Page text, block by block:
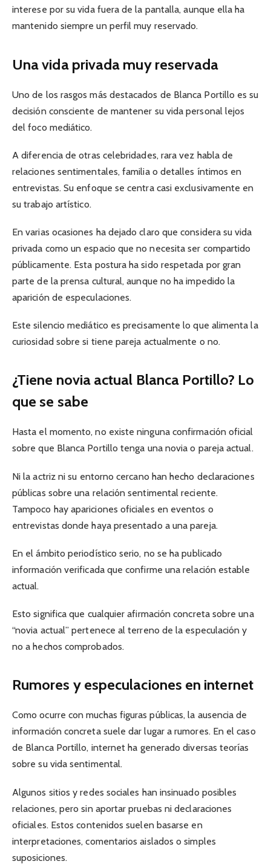
interese por su vida fuera de la pantalla, aunque ella ha
mantenido siempre un perfil muy reservado.
Una vida privada muy reservada
Uno de los rasgos más destacados de Blanca Portillo es su
decisión consciente de mantener su vida personal lejos
del foco mediático.
A diferencia de otras celebridades, rara vez habla de
relaciones sentimentales, familia o detalles íntimos en
entrevistas. Su enfoque se centra casi exclusivamente en
su trabajo artístico.
En varias ocasiones ha dejado claro que considera su vida
privada como un espacio que no necesita ser compartido
públicamente. Esta postura ha sido respetada por gran
parte de la prensa cultural, aunque no ha impedido la
aparición de especulaciones.
Este silencio mediático es precisamente lo que alimenta la
curiosidad sobre si tiene pareja actualmente o no.
¿Tiene novia actual Blanca Portillo? Lo
que se sabe
Hasta el momento, no existe ninguna confirmación oficial
sobre que Blanca Portillo tenga una novia o pareja actual.
Ni la actriz ni su entorno cercano han hecho declaraciones
públicas sobre una relación sentimental reciente.
Tampoco hay apariciones oficiales en eventos o
entrevistas donde haya presentado a una pareja.
En el ámbito periodístico serio, no se ha publicado
información verificada que confirme una relación estable
actual.
Esto significa que cualquier afirmación concreta sobre una
“novia actual” pertenece al terreno de la especulación y
no a hechos comprobados.
Rumores y especulaciones en internet
Como ocurre con muchas figuras públicas, la ausencia de
información concreta suele dar lugar a rumores. En el caso
de Blanca Portillo, internet ha generado diversas teorías
sobre su vida sentimental.
Algunos sitios y redes sociales han insinuado posibles
relaciones, pero sin aportar pruebas ni declaraciones
oficiales. Estos contenidos suelen basarse en
interpretaciones, comentarios aislados o simples
suposiciones.